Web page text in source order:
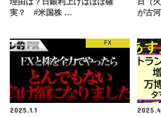
理由は？日銀利上げはほぼ確
実？ #米国株 …
日（
が古
FX
2025.1.1